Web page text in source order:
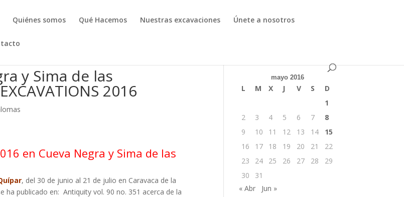
Quiénes somos Qué Hacemos Nuestras excavaciones Únete a nosotros
y Sima de las
2016
en Cueva Negra y Sima de las
, del 30 de junio al 21 de julio en Caravaca de la
ha publicado en: Antiquity vol. 90 no. 351 acerca de la
mayo 2016
L M X J V S
D
1
2
3 4 5 6 7
8
9
10 11 12 13 14
15
16
17 18 19 20 21
22
23
24 25 26 27 28
29
30
31
« Abr
Jun »